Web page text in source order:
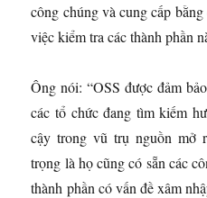
công chúng và cung cấp
việc kiểm tra các thành phần
Ông nói: “OSS được đảm
các tổ chức đang tìm kiếm
cậy trong vũ trụ nguồn mở
trọng là họ cũng có sẵn các
thành phần có vấn đề xâm